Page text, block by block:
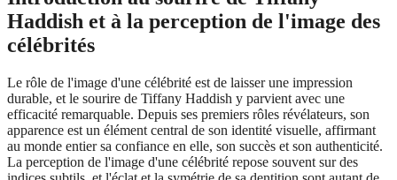
Haddish et à la perception de l'image des
célébrités
Le rôle de l'image d'une célébrité est de laisser une impression
durable, et le sourire de Tiffany Haddish y parvient avec une
efficacité remarquable. Depuis ses premiers rôles révélateurs, son
apparence est un élément central de son identité visuelle, affirmant
au monde entier sa confiance en elle, son succès et son authenticité.
La perception de l'image d'une célébrité repose souvent sur des